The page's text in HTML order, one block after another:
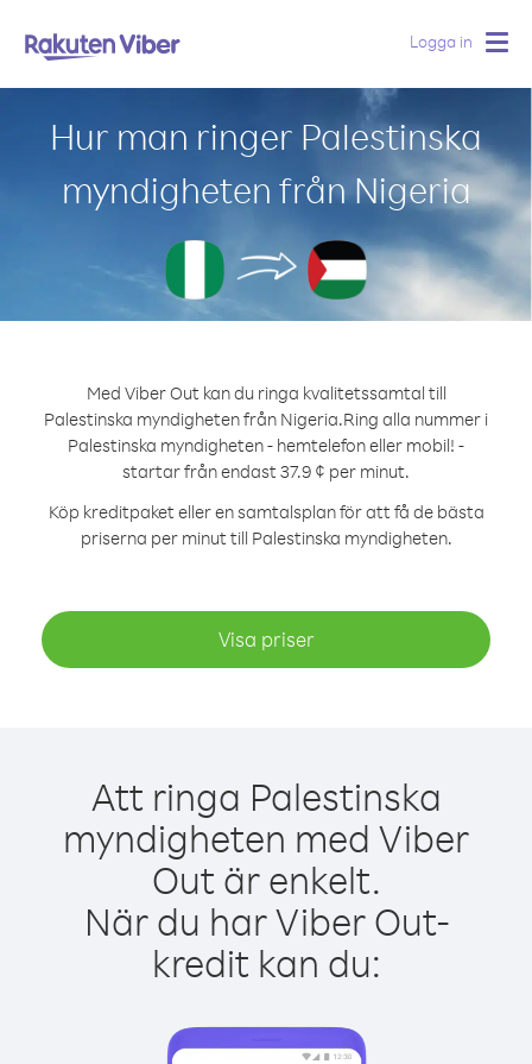
Logga in
Hur man ringer Palestinska
myndigheten från Nigeria
Med Viber Out kan du ringa kvalitetssamtal till
Palestinska myndigheten från Nigeria.Ring alla nummer i
Palestinska myndigheten - hemtelefon eller mobil! -
startar från endast 37.9 ¢ per minut.
Köp kreditpaket eller en samtalsplan för att få de bästa
priserna per minut till Palestinska myndigheten.
Visa priser
Att ringa Palestinska
myndigheten med Viber
Out är enkelt.
När du har Viber Out-
kredit kan du: